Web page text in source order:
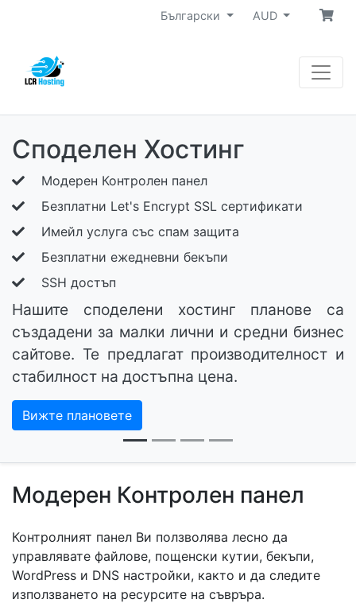
Български AUD
Споделен Хостинг
Модерен Контролен панел
Безплатни Let's Encrypt SSL сертификати
Имейл услуга със спам защита
Безплатни ежедневни бекъпи
SSH достъп
Нашите споделени хостинг планове са
създадени за малки лични и средни бизнес
сайтове. Те предлагат производителност и
стабилност на достъпна цена.
Вижте плановете
Модерен Контролен панел
Контролният панел Ви ползволява лесно да
управлявате файлове, пощенски кутии, бекъпи,
WordPress и DNS настройки, както и да следите
използването на ресурсите на съвръра.